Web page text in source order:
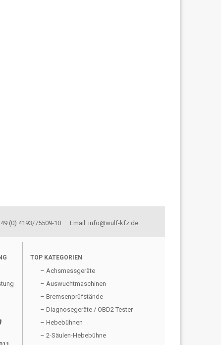
(0) 4193/75509-10 Email: info@wulf-kfz.de
TOP KATEGORIEN
– Achsmessgeräte
– Auswuchtmaschinen
– Bremsenprüfstände
– Diagnosegeräte / OBD2 Tester
– Hebebühnen
– 2-Säulen-Hebebühne